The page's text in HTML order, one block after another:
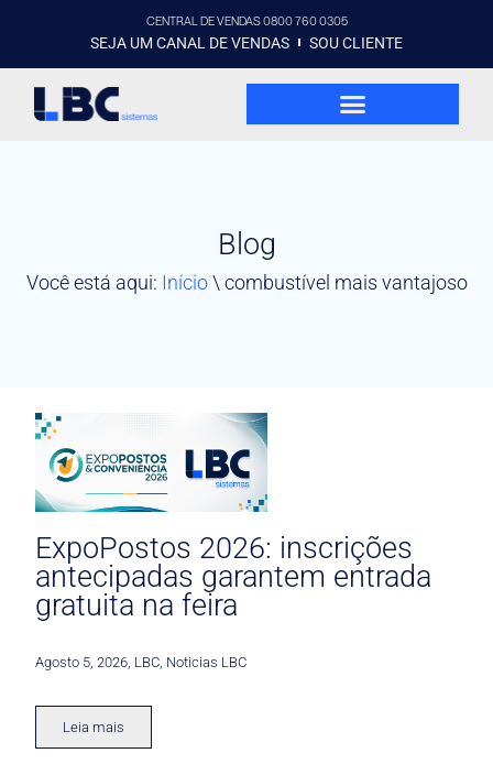
CENTRAL DE VENDAS 0800 760 0305
SEJA UM CANAL DE VENDAS SOU CLIENTE
Blog
Você está aqui: Início\ combustível mais vantajoso
ExpoPostos 2026: inscrições
antecipadas garantem entrada
gratuita na feira
Agosto 5, 2026 LBC Noticias LBC
Leia mais